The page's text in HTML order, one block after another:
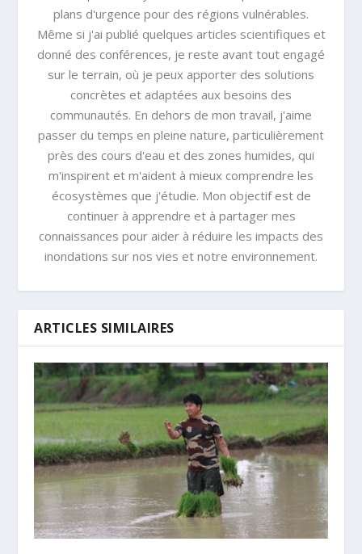
plans d'urgence pour des régions vulnérables.
Même si j'ai publié quelques articles scientifiques et
donné des conférences, je reste avant tout engagé
sur le terrain, où je peux apporter des solutions
concrètes et adaptées aux besoins des
communautés. En dehors de mon travail, j'aime
passer du temps en pleine nature, particulièrement
près des cours d'eau et des zones humides, qui
m'inspirent et m'aident à mieux comprendre les
écosystèmes que j'étudie. Mon objectif est de
continuer à apprendre et à partager mes
connaissances pour aider à réduire les impacts des
inondations sur nos vies et notre environnement.
ARTICLES SIMILAIRES